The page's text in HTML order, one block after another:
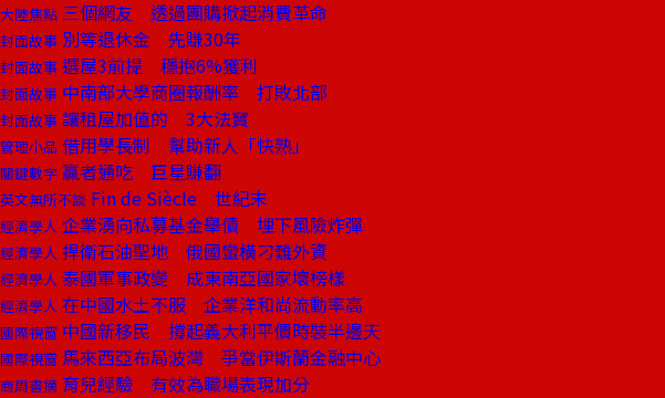
大陸焦點 三個網友 透過團購掀起消費革命
封面故事 別等退休金 先賺30年
封面故事 選屋3前提 穩抱6%獲利
封面故事 中南部大學商圈報酬率 打敗北部
封面故事 讓租屋加值的 3大法寶
管理小品 借用學長制 幫助新人「快熟」
關鍵數字 贏者通吃 巨星賺翻
英文無所不談 Fin de Siècle 世紀末
經濟學人 企業湧向私募基金舉債 埋下風險炸彈
經濟學人 捍衛石油聖地 俄國蠻橫刁難外資
經濟學人 泰國軍事政變 成東南亞國家壞榜樣
經濟學人 在中國水土不服 企業洋和尚流動率高
國際視窗 中國新移民 撐起義大利平價時裝半邊天
國際視窗 馬來西亞布局波灣 爭當伊斯蘭金融中心
商周書摘 育兒經驗 有效為職場表現加分